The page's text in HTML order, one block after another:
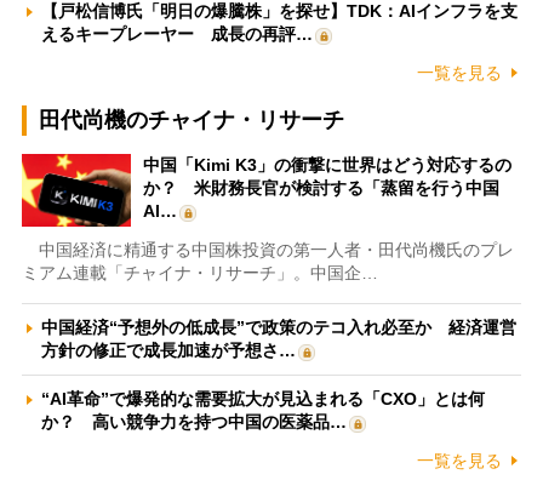
【戸松信博氏「明日の爆騰株」を探せ】TDK：AIインフラを支
えるキープレーヤー 成長の再評…
一覧を見る
田代尚機のチャイナ・リサーチ
中国「Kimi K3」の衝撃に世界はどう対応するの
か？ 米財務長官が検討する「蒸留を行う中国
AI…
中国経済に精通する中国株投資の第一人者・田代尚機氏のプレ
ミアム連載「チャイナ・リサーチ」。中国企…
中国経済“予想外の低成長”で政策のテコ入れ必至か 経済運営
方針の修正で成長加速が予想さ…
“AI革命”で爆発的な需要拡大が見込まれる「CXO」とは何
か？ 高い競争力を持つ中国の医薬品…
一覧を見る